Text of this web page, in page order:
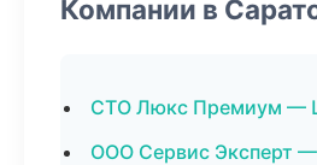
Компании в
СТО Люкс Премиум —
ООО Сервис Эксперт —